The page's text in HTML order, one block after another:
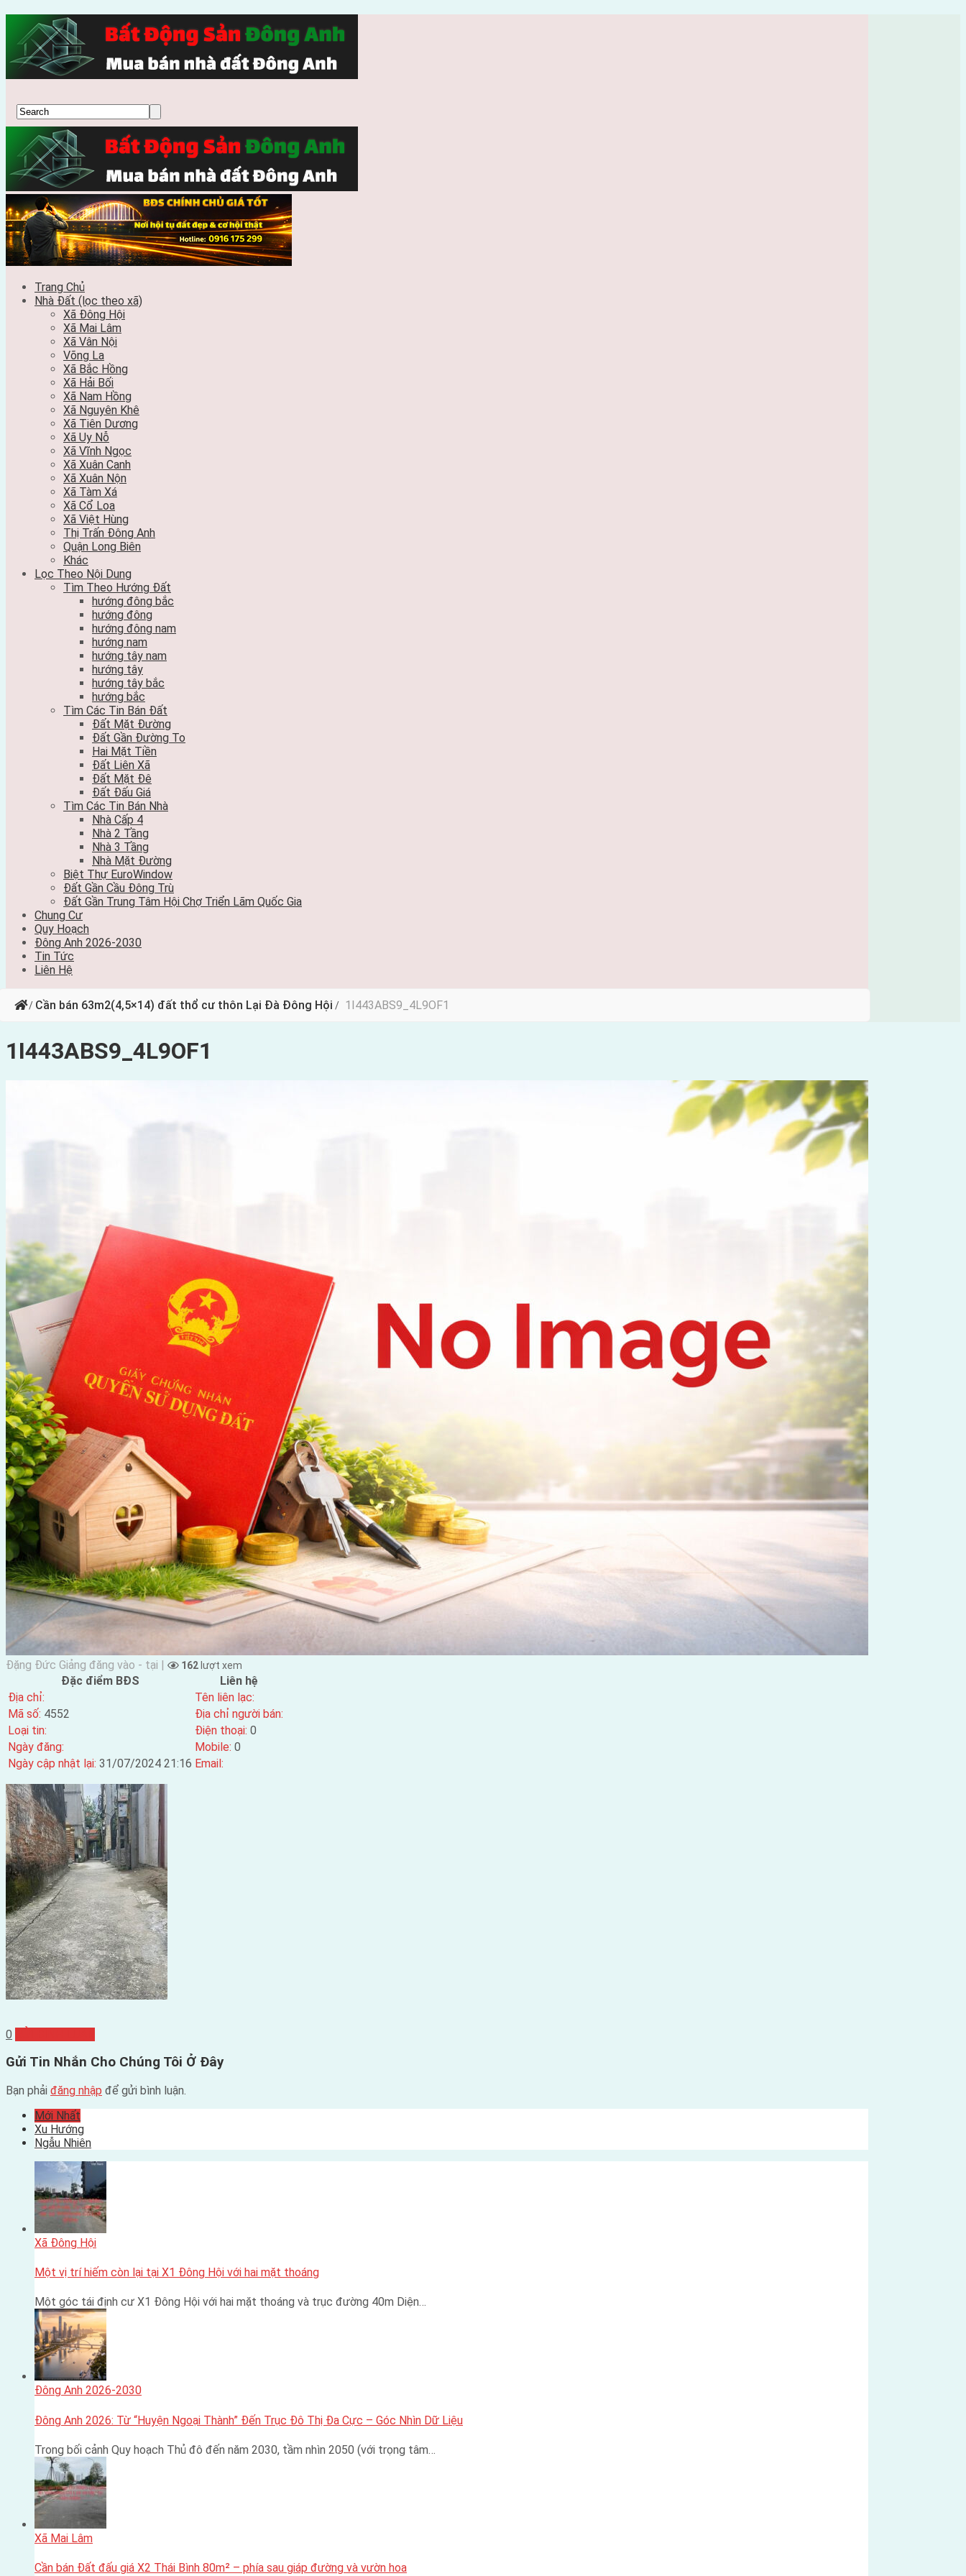
Trang Chủ
Nhà Đất (lọc theo xã)
Xã Đông Hội
Xã Mai Lâm
Xã Vân Nội
Võng La
Xã Bắc Hồng
Xã Hải Bối
Xã Nam Hồng
Xã Nguyên Khê
Xã Tiên Dương
Xã Uy Nỗ
Xã Vĩnh Ngọc
Xã Xuân Canh
Xã Xuân Nộn
Xã Tàm Xá
Xã Cổ Loa
Xã Việt Hùng
Thị Trấn Đông Anh
Quận Long Biên
Khác
Lọc Theo Nội Dung
Tìm Theo Hướng Đất
hướng đông bắc
hướng đông
hướng đông nam
hướng nam
hướng tây nam
hướng tây
hướng tây bắc
hướng bắc
Tìm Các Tin Bán Đất
Đất Mặt Đường
Đất Gần Đường To
Hai Mặt Tiền
Đất Liên Xã
Đất Mặt Đê
Đất Đấu Giá
Tìm Các Tin Bán Nhà
Nhà Cấp 4
Nhà 2 Tầng
Nhà 3 Tầng
Nhà Mặt Đường
Biệt Thự EuroWindow
Đất Gần Cầu Đông Trù
Đất Gần Trung Tâm Hội Chợ Triển Lãm Quốc Gia
Chung Cư
Quy Hoạch
Đông Anh 2026-2030
Tin Tức
Liên Hệ
/ Cần bán 63m2(4,5×14) đất thổ cư thôn Lại Đà Đông Hội / 1I443ABS9_4L9OF1
1I443ABS9_4L9OF1
Đặng Đức Giảng đăng vào - tại | 162 lượt xem
Đặc điểm BĐS
Liên hệ
Địa chỉ:
Tên liên lạc:
Mã số: 4552
Địa chỉ người bán:
Loại tin:
Điện thoại: 0
Ngày đăng:
Mobile: 0
Ngày cập nhật lại: 31/07/2024 21:16 Email:
0
Gửi Tin Nhắn Cho Chúng Tôi Ở Đây
Bạn phải đăng nhập để gửi bình luận.
Mới Nhất
Xu Hướng
Ngẫu Nhiên
Xã Đông Hội
Một vị trí hiếm còn lại tại X1 Đông Hội với hai mặt thoáng
Một góc tái định cư X1 Đông Hội với hai mặt thoáng và trục đường 40m Diện…
Đông Anh 2026-2030
Đông Anh 2026: Từ “Huyện Ngoại Thành” Đến Trục Đô Thị Đa Cực – Góc Nhìn Dữ Liệu
Trong bối cảnh Quy hoạch Thủ đô đến năm 2030, tầm nhìn 2050 (với trọng tâm…
Xã Mai Lâm
Cần bán Đất đấu giá X2 Thái Bình 80m² – phía sau giáp đường và vườn hoa